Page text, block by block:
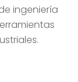
ingeniería